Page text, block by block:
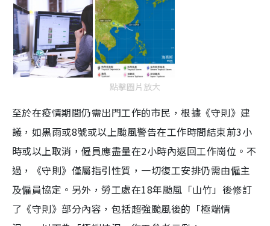
點擊圖片放大
至於在疫情期間仍需出門工作的市民，根據《守則》建
議，如黑雨或8號或以上颱風警告在工作時間結束前3小
時或以上取消，僱員應盡量在2小時內返回工作崗位。不
過，《守則》僅屬指引性質，一切復工安排仍需由僱主
及僱員協定。另外，勞工處在18年颱風「山竹」後修訂
了《守則》部分內容，包括超強颱風後的「極端情